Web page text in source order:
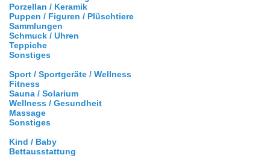
Porzellan / Keramik
Puppen / Figuren / Plüschtiere
Sammlungen
Schmuck / Uhren
Teppiche
Sonstiges
Sport / Sportgeräte / Wellness
Fitness
Sauna / Solarium
Wellness / Gesundheit
Massage
Sonstiges
Kind / Baby
Bettausstattung